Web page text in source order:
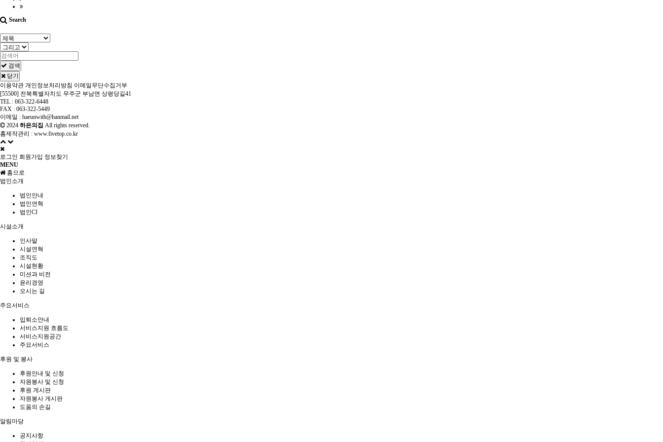
Search
검색
닫기
이용약관 개인정보처리방침 이메일무단수집거부
[55500] 전북특별자치도 무주군 부남면 상평당길41
TEL : 063-322-6448
FAX : 063-322-5449
이메일 : haeunwith@hanmail.net
2024 하은의집 All rights reserved.
홈제작관리 : www.fivetop.co.kr
로그인 회원가입 정보찾기
MENU
홈으로
법인소개
법인안내
법인연혁
법인CI
시설소개
인사말
시설연혁
조직도
시설현황
미션과 비전
윤리경영
오시는 길
주요서비스
입퇴소안내
서비스지원 흐름도
서비스지원공간
주요서비스
후원 및 봉사
후원안내 및 신청
자원봉사 및 신청
후원 게시판
자원봉사 게시판
도움의 손길
알림마당
공지사항